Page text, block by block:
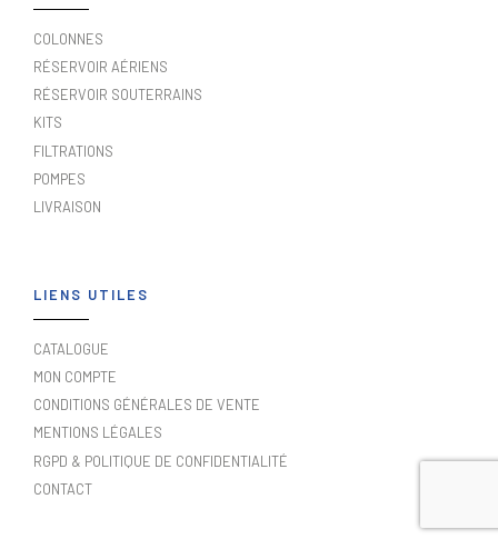
COLONNES
RÉSERVOIR AÉRIENS
RÉSERVOIR SOUTERRAINS
KITS
FILTRATIONS
POMPES
LIVRAISON
LIENS UTILES
CATALOGUE
MON COMPTE
CONDITIONS GÉNÉRALES DE VENTE
MENTIONS LÉGALES
RGPD & POLITIQUE DE CONFIDENTIALITÉ
CONTACT